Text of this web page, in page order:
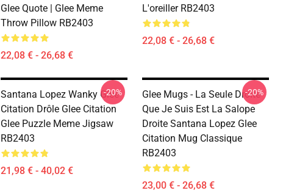
Glee Quote | Glee Meme
Throw Pillow RB2403
22,08 € - 26,68 €
L'oreiller RB2403
22,08 € - 26,68 €
Santana Lopez Wanky Glee
Citation Drôle Glee Citation
Glee Puzzle Meme Jigsaw
RB2403
21,98 € - 40,02 €
-20%
Glee Mugs - La Seule Droite
Que Je Suis Est La Salope
Droite Santana Lopez Glee
Citation Mug Classique
RB2403
23,00 € - 26,68 €
-20%